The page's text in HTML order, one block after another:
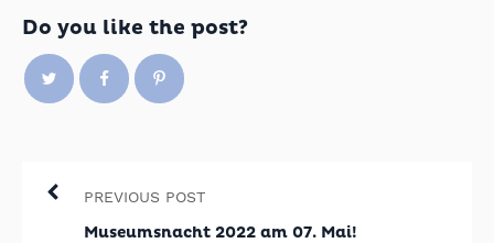
Do you like the post?
PREVIOUS POST
Museumsnacht 2022 am 07. Mai!